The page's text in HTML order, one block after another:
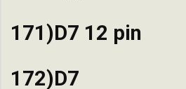
171)D7 12 pin
172)D7